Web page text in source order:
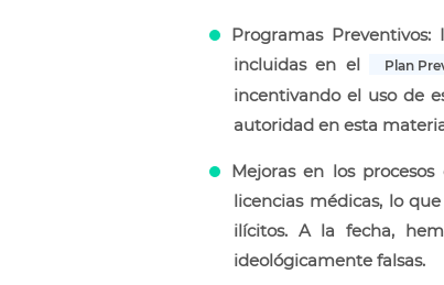
Programas
incluidas en el
Plan
incentivando el uso de
autoridad en esta
Mejoras en los
licencias médicas, lo
ilícitos. A la fecha,
ideológicamente falsas.